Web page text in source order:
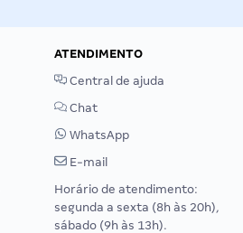
ATENDIMENTO
Central de ajuda
Chat
WhatsApp
E-mail
Horário de atendimento:
segunda a sexta (8h às 20h),
sábado (9h às 13h).